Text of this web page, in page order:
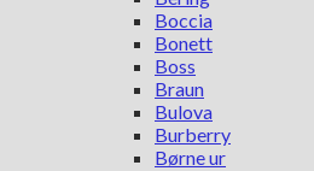
Boccia
Bonett
Boss
Braun
Bulova
Burberry
Børne ur